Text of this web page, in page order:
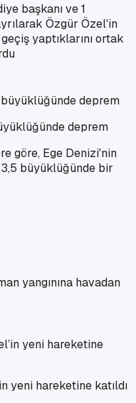
başkanı ve 1
Özgür Özel'in
yaptıklarını ortak
deprem
göre, Ege Denizi'nin
büyüklüğünde bir
yangınına havadan
yeni hareketine katıldı